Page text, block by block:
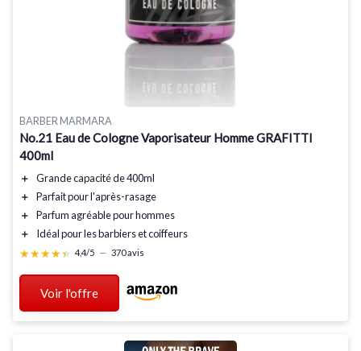
BARBER MARMARA
No.21 Eau de Cologne Vaporisateur Homme GRAFITTI
400ml
＋ Grande capacitéde 400ml
＋
Parfait pour l'après-rasage
＋
Parfum agréablepour hommes
＋
Idéal pour les barbiers et coiffeurs
★★★★★
★★★★★ 4,4/5 — 370 avis
Voir l'offre